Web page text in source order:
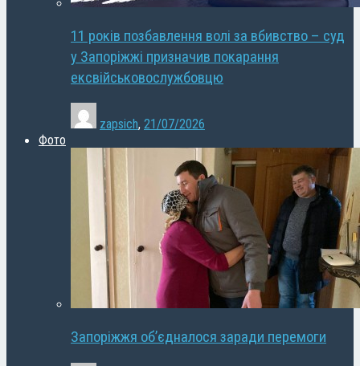
11 років позбавлення волі за вбивство – суд
у Запоріжжі призначив покарання
ексвійськовослужбовцю
zapsich, 21/07/2026
Фото
Запоріжжя об’єдналося заради перемоги